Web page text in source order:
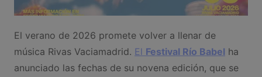
El verano de 2026 promete volver a llenar de
música Rivas Vaciamadrid. El Festival Río Babel ha
anunciado las fechas de su novena edición, que se